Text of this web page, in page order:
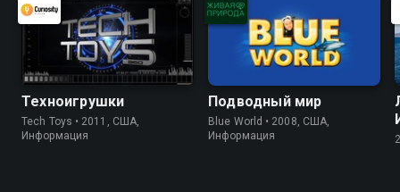
Техноигрушки
Tech Toys • 2011, США,
Информация
Подводный мир
Blue World • 2008, США,
Информация